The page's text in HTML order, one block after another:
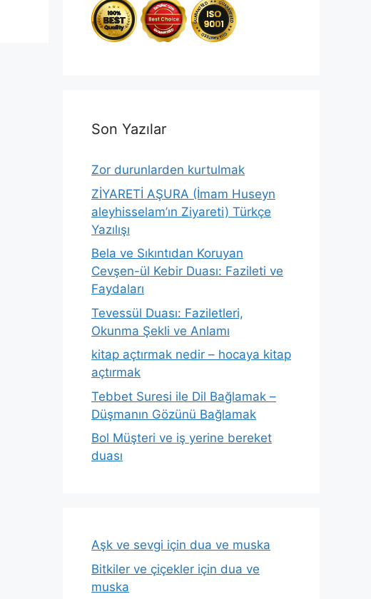
Son Yazılar
Zor durunlarden kurtulmak
ZİYARETİ AŞURA (İmam Huseyn
aleyhisselam’ın Ziyareti) Türkçe
Yazılışı
Bela ve Sıkıntıdan Koruyan
Cevşen-ül Kebir Duası: Fazileti ve
Faydaları
Tevessül Duası: Faziletleri,
Okunma Şekli ve Anlamı
kitap açtırmak nedir – hocaya kitap
açtırmak
Tebbet Suresi ile Dil Bağlamak –
Düşmanın Gözünü Bağlamak
Bol Müşteri ve iş yerine bereket
duası
Aşk ve sevgi için dua ve muska
Bitkiler ve çiçekler için dua ve
muska